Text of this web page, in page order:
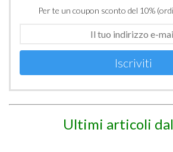
Per te un coupon sconto del 10%
Iscriviti
Ultimi articoli